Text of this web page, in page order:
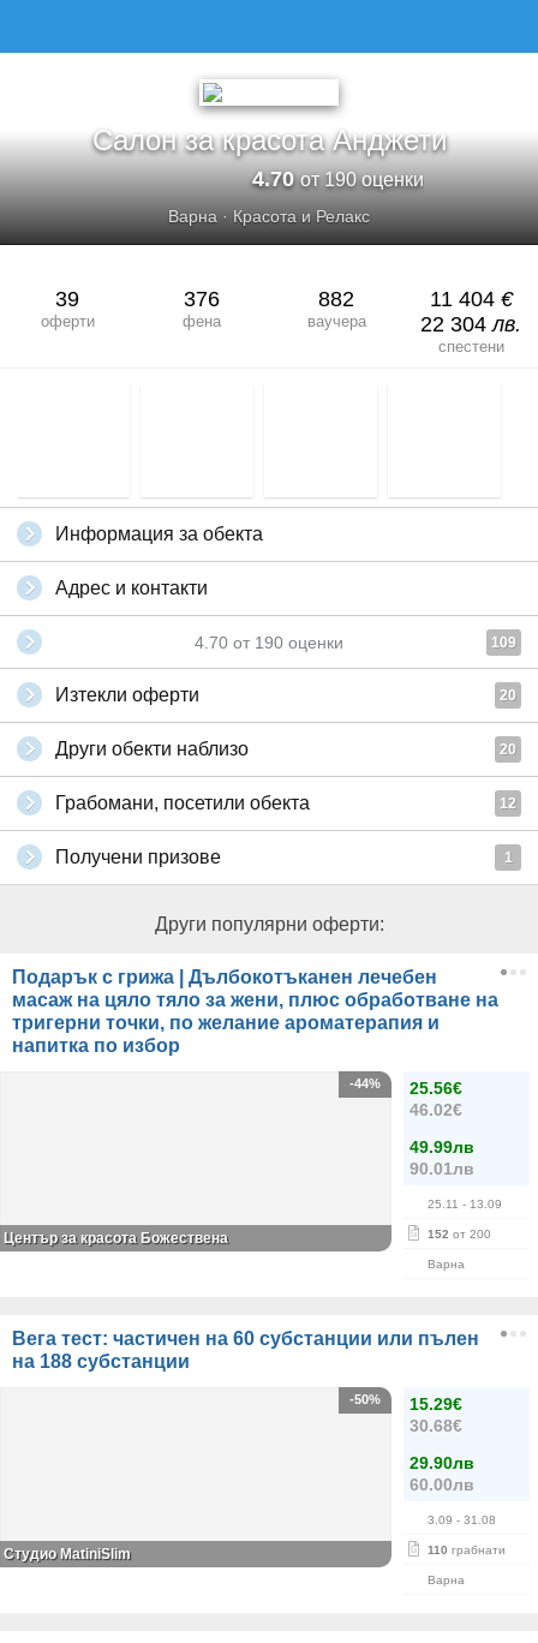
Салон за красота Анджети
4.70от 190 оценки
Варна · Красота и Релакс
39
оферти
376
фена
882
ваучера
11 404 €
22 304лв.
спестени
Информация за обекта
Адрес и контакти
4.70 от 190 оценки 109
Изтекли оферти 20
Други обекти наблизо 20
Грабомани, посетили обекта 12
Получени призове 1
Други популярни оферти:
Подарък с грижа | Дълбокотъканен лечебен
масаж на цяло тяло за жени, плюс обработване на
тригерни точки, по желание ароматерапия и
напитка по избор
25.56€
46.02€
49.99лв
90.01лв
25.11 - 13.09
152 от 200
Варна
-44%
Център за красота Божествена
Вега тест: частичен на 60 субстанции или пълен
на 188 субстанции
15.29€
30.68€
29.90лв
60.00лв
3.09 - 31.08
110 грабнати
Варна
-50%
Студио MatiniSlim